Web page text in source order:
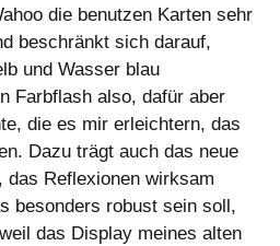
die benutzen Karten sehr
beschränkt sich darauf,
und Wasser blau
Farbflash also, dafür aber
die es mir erleichtern, das
Dazu trägt auch das neue
das Reflexionen wirksam
besonders robust sein soll,
das Display meines alten